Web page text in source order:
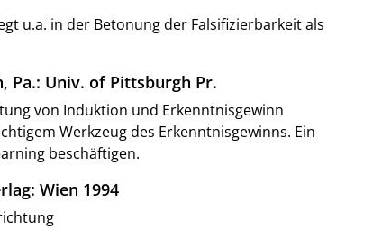
u.a. in der Betonung der Falsifizierbarkeit als
Pa.: Univ. of Pittsburgh Pr.
von Induktion und Erkenntnisgewinn
Werkzeug des Erkenntnisgewinns. Ein
beschäftigen.
Wien 1994